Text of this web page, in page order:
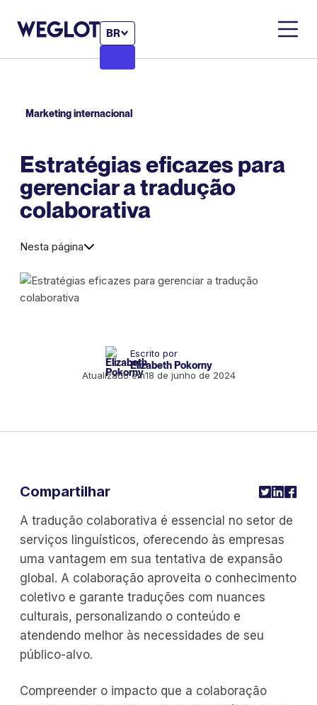
BR
Marketing internacional
Estratégias eficazes para
gerenciar a tradução
colaborativa
Nesta página
Escrito por
Elizabeth Pokorny
Atualizado em18 de junho de 2024
A tradução colaborativa é essencial no setor de
serviços linguísticos, oferecendo às empresas
uma vantagem em sua tentativa de expansão
global. A colaboração aproveita o conhecimento
coletivo e garante traduções com nuances
culturais, personalizando o conteúdo e
atendendo melhor às necessidades de seu
público-alvo.
Compreender o impacto que a colaboração
Compartilhar